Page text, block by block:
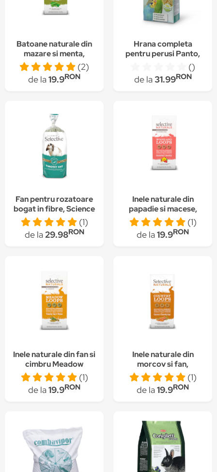
Batoane naturale din
mazare si menta,
Garden Sticks,
Selective Naturals, 60
g
(2)
de la19.9RON
Hrana completa
pentru perusi Panto,
()
de la31.99RON
Fan pentru rozatoare
bogat in fibre, Science
Selective, 400 g
(1)
de la29.98RON
Inele naturale din
papadie si macese,
Woodland Loops,
Selective Naturals, 80
g
(1)
de la19.9RON
Inele naturale din fan si
cimbru Meadow
Loops, Selective
Naturals, 80 g
(1)
de la19.9RON
Inele naturale din
morcov si fan,
Country Loops,
Selective Naturals, 80
g
(1)
de la19.9RON